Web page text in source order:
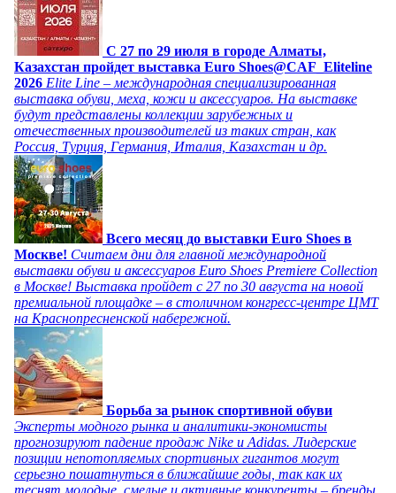
C 27 по 29 июля в городе Алматы,
Казахстан пройдет выставка Euro Shoes@CAF_Eliteline
2026 Elite Line – международная специализированная
выставка обуви, меха, кожи и аксессуаров. На выставке
будут представлены коллекции зарубежных и
отечественных производителей из таких стран, как
Россия, Турция, Германия, Италия, Казахстан и др.
Всего месяц до выставки Euro Shoes в
Москве! Считаем дни для главной международной
выставки обуви и аксессуаров Euro Shoes Premiere Collection
в Москве! Выставка пройдет с 27 по 30 августа на новой
премиальной площадке – в столичном конгресс-центре ЦМТ
на Краснопресненской набережной.
Борьба за рынок спортивной обуви
Эксперты модного рынка и аналитики-экономисты
прогнозируют падение продаж Nike и Adidas. Лидерские
позиции непотопляемых спортивных гигантов могут
серьезно пошатнуться в ближайшие годы, так как их
теснят молодые, смелые и активные конкуренты – бренды